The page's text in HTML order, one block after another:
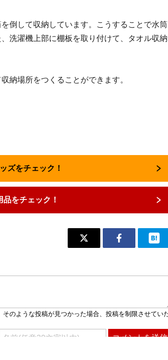
倒して収納しています。こうすることで水筒
洗濯機上部に棚板を取り付けて、タオル収納
納場所をつくることができます。
ズをチェック！
をチェック！